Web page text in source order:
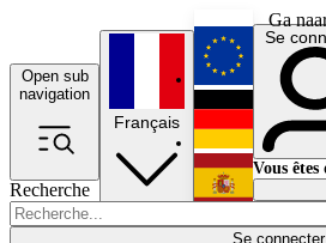
Ga
Open sub
navigation
Recherche
Se connecter
Français
English
Deutsch
Español
Se
Vous êtes